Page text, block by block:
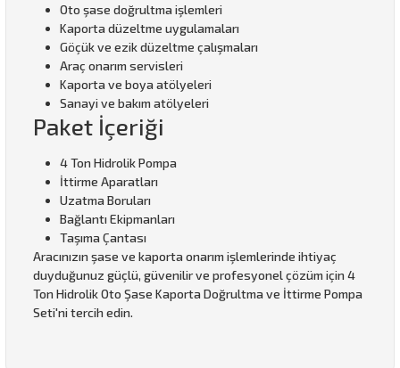
Oto şase doğrultma işlemleri
Kaporta düzeltme uygulamaları
Göçük ve ezik düzeltme çalışmaları
Araç onarım servisleri
Kaporta ve boya atölyeleri
Sanayi ve bakım atölyeleri
Paket İçeriği
4 Ton Hidrolik Pompa
İttirme Aparatları
Uzatma Boruları
Bağlantı Ekipmanları
Taşıma Çantası
Aracınızın şase ve kaporta onarım işlemlerinde ihtiyaç
duyduğunuz güçlü, güvenilir ve profesyonel çözüm için 4
Ton Hidrolik Oto Şase Kaporta Doğrultma ve İttirme Pompa
Seti'ni tercih edin.